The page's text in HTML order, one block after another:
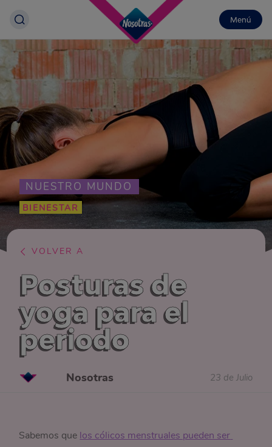
Menú
NUESTRO MUNDO
BIENESTAR
VOLVER A
Posturas de
yoga para el
periodo
Nosotras 23 de Julio
Sabemos que los cólicos menstruales pueden ser